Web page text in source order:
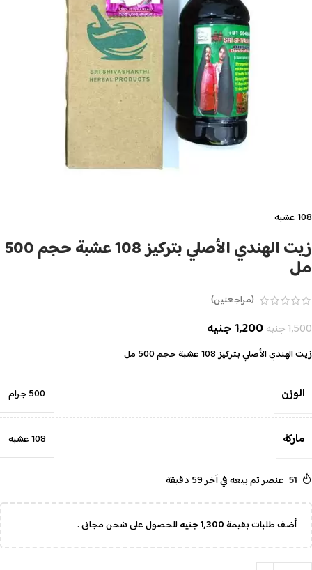
108 عشبه
زيت الهندي الأصلي بتركيز 108 عشبة حجم 500
مل
(مراجعتين)
1,500جنيه1,200جنيه
زيت الهندي الأصلي بتركيز 108 عشبة حجم 500 مل
الوزن 500 جرام
ماركة 108 عشبه
51 عنصر تم بيعه في آخر 59 دقيقة
أضف طلبات بقيمة1,300جنيهللحصول على شحن مجانى .